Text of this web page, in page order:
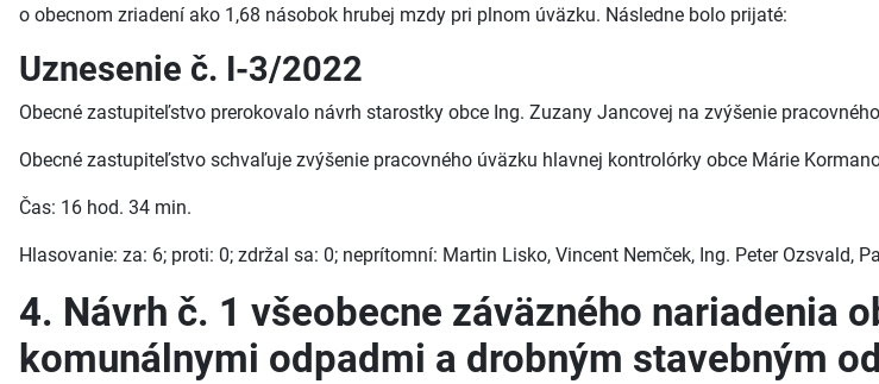
o obecnom zriadení ako 1,68 násobok hrubej mzdy pri plnom úväzku. Následne bolo prijaté:
Uznesenie č. I-3/2022
Obecné zastupiteľstvo prerokovalo návrh starostky obce Ing. Zuzany Jancovej na zvýšenie
Obecné zastupiteľstvo schvaľuje zvýšenie pracovného úväzku hlavnej kontrolórky obce Márie
Čas: 16 hod. 34 min.
Hlasovanie: za: 6; proti: 0; zdržal sa: 0; neprítomní: Martin Lisko, Vincent Nemček, Ing. Peter Ozsvald,
4. Návrh č. 1 všeobecne záväzného nariadenia
komunálnymi odpadmi a drobným stavebným